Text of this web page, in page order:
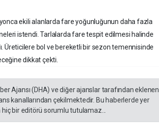
yonca ekili alanlarda fare yoğunluğunun daha fazla
istendi. Tarlalarda fare tespit edilmesi halinde
bol ve bereketli bir sezon temennisinde
dikkat çekti.
Ajansı (DHA) ve diğer ajanslar tarafından eklenen
kanallarından çekilmektedir. Bu haberlerde yer
bir editörü sorumlu tutulamaz...